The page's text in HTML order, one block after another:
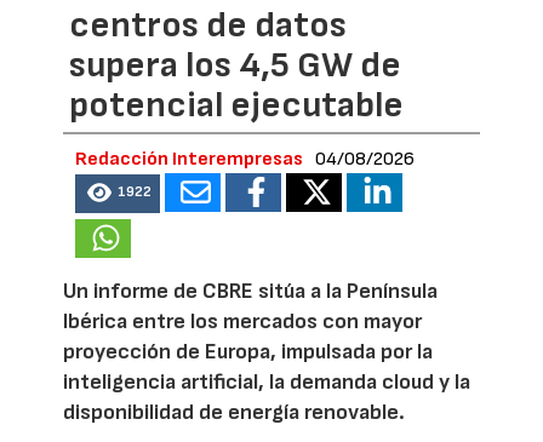
centros de datos
supera los 4,5 GW de
potencial ejecutable
Redacción Interempresas 04/08/2026
1922
Un informe de CBRE sitúa a la Península
Ibérica entre los mercados con mayor
proyección de Europa, impulsada por la
inteligencia artificial, la demanda cloud y la
disponibilidad de energía renovable.